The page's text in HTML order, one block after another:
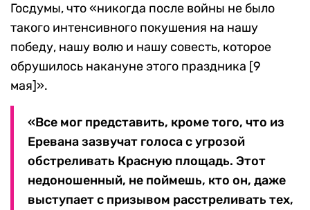
Госдумы, что «никогда после войны не было
такого интенсивного покушения на нашу
победу, нашу волю и нашу совесть, которое
обрушилось накануне этого праздника [9
мая]».
«Все мог представить, кроме того, что из
Еревана зазвучат голоса с угрозой
обстреливать Красную площадь. Этот
недоношенный, не поймешь, кто он, даже
выступает с призывом расстреливать тех,